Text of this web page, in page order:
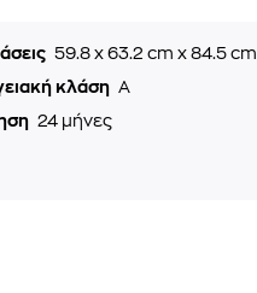
59.8 x 63.2 cm x 84.5 cm
κλάση A
24 μήνες